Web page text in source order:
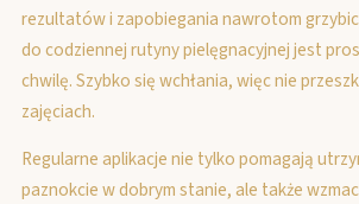
rezultatów i zapobiegania nawrotom
do codziennej rutyny pielęgnacyjnej jest
chwilę. Szybko się wchłania, więc nie
zajęciach.
Regularne aplikacje nie tylko pomagają
paznokcie w dobrym stanie, ale także